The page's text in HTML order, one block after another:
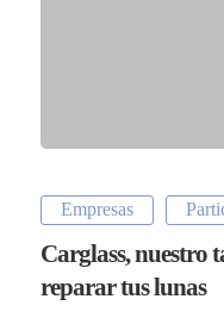
Empresas
Carglass, nuestro
reparar tus lunas